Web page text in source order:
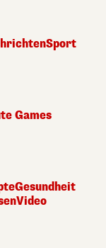
Sport
Games
Gesundheit
Video